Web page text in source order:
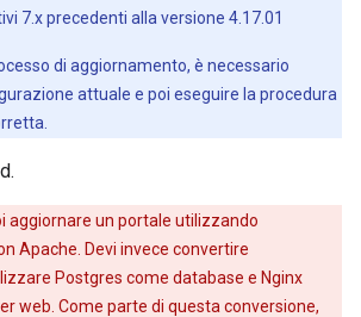
7.x precedenti alla versione 4.17.01
di aggiornamento, è necessario
attuale e poi eseguire la procedura
aggiornare un portale utilizzando
Apache. Devi invece convertire
Postgres come database e Nginx
web. Come parte di questa conversione,